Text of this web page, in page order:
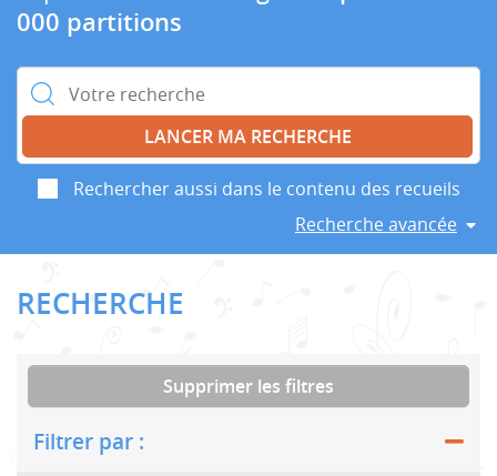
000 partitions
Rechercher :
Rechercher aussi dans le contenu des recueils
Recherche avancée
RECHERCHE
Supprimer les filtres
Filtrer par :